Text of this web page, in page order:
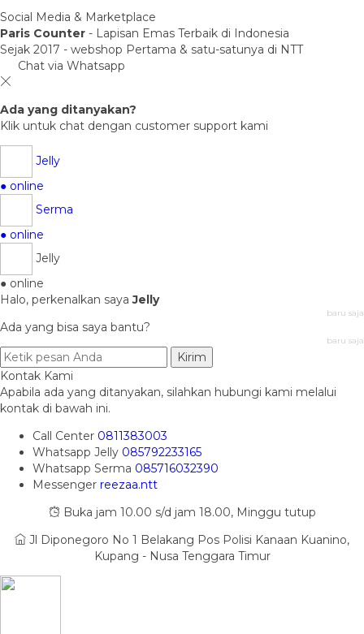
Social Media & Marketplace
Paris Counter - Lapisan Emas Terbaik di Indonesia
Sejak 2017 - webshop Pertama & satu-satunya di NTT
Chat via Whatsapp
Ada yang ditanyakan?
Klik untuk chat dengan customer support kami
Jelly
● online
Serma
● online
Jelly
● online
Halo, perkenalkan sayaJelly
baru saja
Ada yang bisa saya bantu?
baru saja
Kirim
Kontak Kami
Apabila ada yang ditanyakan, silahkan hubungi kami melalui
kontak di bawah ini.
Call Center 0811383003
Whatsapp Jelly 085792233165
Whatsapp Serma 085716032390
Messenger reezaa.ntt
Buka jam 10.00 s/d jam 18.00, Minggu tutup
Jl Diponegoro No 1 Belakang Pos Polisi Kanaan Kuanino,
Kupang - Nusa Tenggara Timur